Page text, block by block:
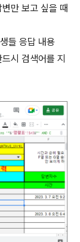
만 보고 싶을 때
들 응답 내용
시 검색어를 지